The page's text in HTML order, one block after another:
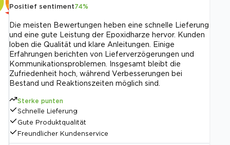
Positief sentiment74%
Die meisten Bewertungen heben eine schnelle Lieferung
und eine gute Leistung der Epoxidharze hervor. Kunden
loben die Qualität und klare Anleitungen. Einige
Erfahrungen berichten von Lieferverzögerungen und
Kommunikationsproblemen. Insgesamt bleibt die
Zufriedenheit hoch, während Verbesserungen bei
Bestand und Reaktionszeiten möglich sind.
Sterke punten
Schnelle Lieferung
Gute Produktqualität
Freundlicher Kundenservice